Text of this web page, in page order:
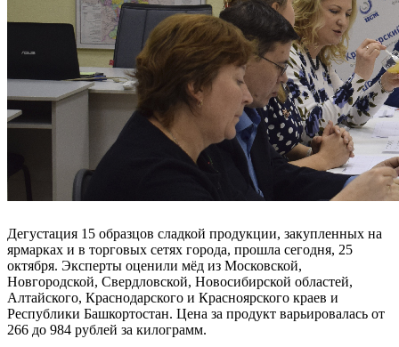
Дегустация 15 образцов сладкой продукции, закупленных на
ярмарках и в торговых сетях города, прошла сегодня, 25
октября. Эксперты оценили мёд из Московской,
Новгородской, Свердловской, Новосибирской областей,
Алтайского, Краснодарского и Красноярского краев и
Республики Башкортостан. Цена за продукт варьировалась от
266 до 984 рублей за килограмм.